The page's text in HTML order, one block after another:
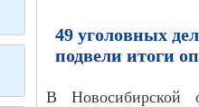
49 уголовных
подвели итоги
В Новосибирской